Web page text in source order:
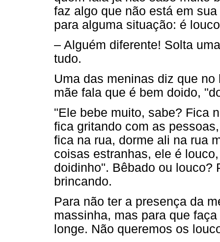
faz algo que não está em
para alguma situação: é
– Alguém diferente! Solta
tudo.
Uma das meninas diz que
mãe fala que é bem doido,
"Ele bebe muito, sabe? Fica
fica gritando com as
fica na rua, dorme ali na rua
coisas estranhas, ele é
doidinho". Bêbado ou louco?
brincando.
Para não ter a presença da
massinha, mas para que
longe. Não queremos os